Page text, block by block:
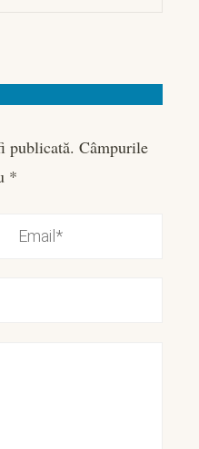
publicată. Câmpurile
*